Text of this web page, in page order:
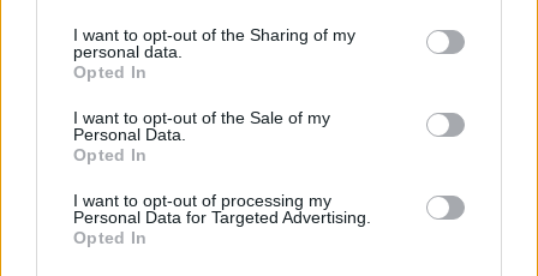
not limited to your visit or usage behaviour. You may click to
grant or deny consent to Google and its third-party tags to
use your data for below specified purposes in below Google
consent section.
I want to opt-out of the Sharing of my
personal data.
Opted In
I want to opt-out of the Sale of my
Personal Data.
Opted In
I want to opt-out of processing my
Personal Data for Targeted Advertising.
Opted In
Κακού Λύκου των παραμυθιών) στην προσπάθεια του
να διατηρήσει την τάξη στο Fabletown, τη μυστική
Υόρκη, με τα γεγονότα να λαμβάνουν χώρα μετά την
ολοκλήρωση του παιχνιδιού του 2013, εξερευνώντας
νέες δυναμικές.
Η πλοκή βρίσκει τη Snow White (Χιονάτη) να